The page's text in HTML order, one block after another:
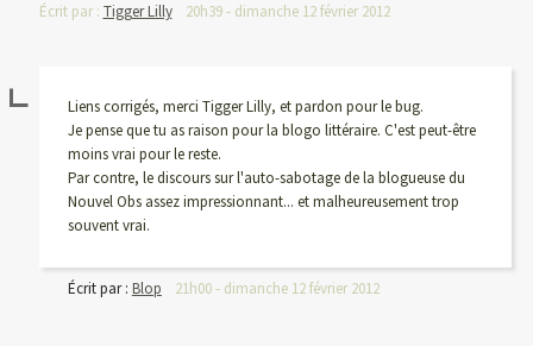
Écrit par : Tigger Lilly 20h39- dimanche 12février 2012
Liens corrigés, merci Tigger Lilly, et pardon pour le bug.
Je pense que tu as raison pour la blogo littéraire. C'est peut-être
moins vrai pour le reste.
Par contre, le discours sur l'auto-sabotage de la blogueuse du
Nouvel Obs assez impressionnant... et malheureusement trop
souvent vrai.
Écrit par : Blop 21h00- dimanche 12février 2012